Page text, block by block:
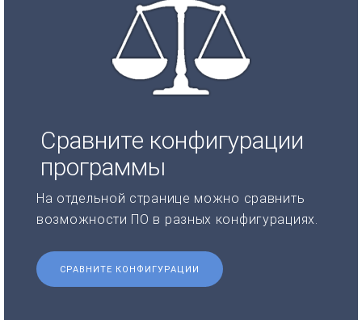
Сравните конфигурации
программы
На отдельной странице можно сравнить
возможности ПО в разных конфигурациях.
СРАВНИТЕ КОНФИГУРАЦИИ